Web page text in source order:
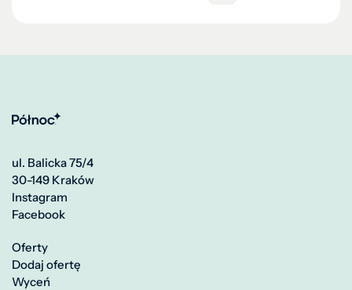
ul. Balicka 75/4
30-149 Kraków
Instagram
Facebook
Oferty
Dodaj ofertę
Wyceń